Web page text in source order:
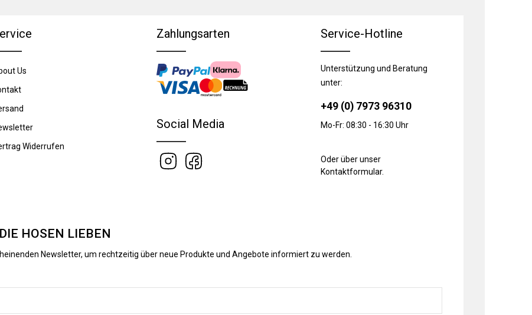
Us
Widerrufen
Zahlungsarten
Social Media
Service-Hotline
Unterstützung und Beratung
unter:
+49 (0) 7973 96310
Mo-Fr: 08:30 - 16:30 Uhr
Oder über unser
Kontaktformular.
HOSEN LIEBEN
Newsletter, um rechtzeitig über neue Produkte und Angebote informiert zu werden.